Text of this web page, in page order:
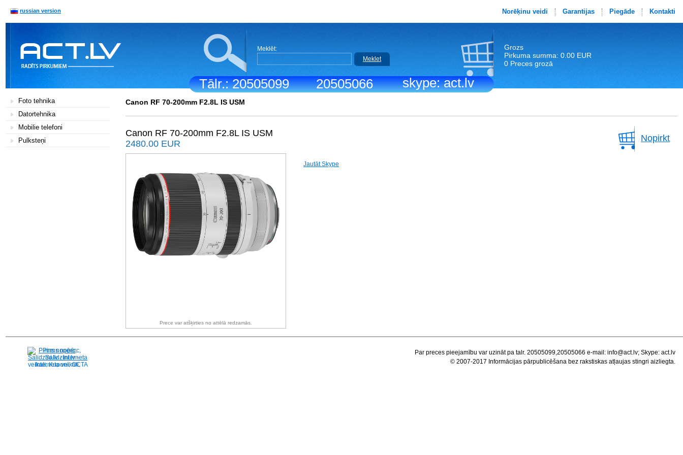
Tālr.: 20505099 20505066 skype: act.lv
russian version Norēķinu veidi Garantijas Piegāde Kontakti
Meklēt:
Meklet
Grozs
Pirkuma summa: 0.00 EUR
0 Preces grozā
Foto tehnika
Datortehnika
Mobilie telefoni
Pulksteņi
Canon RF 70-200mm F2.8L IS USM
Canon RF 70-200mm F2.8L IS USM
2480.00 EUR
Nopirkt
Prece var atšķirties no attēlā redzamās.
Jautāt Skype
Pirms nopērc,
Salidzini.lv - Interneta
veikali, Kuponi, OCTA
Par preces pieejamību var uzināt pa talr. 20505099,20505066 e-mail: info@act.lv; Skype: act.lv
© 2007-2017 Informācijas pārpublicēšana bez rakstiskas atļaujas stingri aizliegta.